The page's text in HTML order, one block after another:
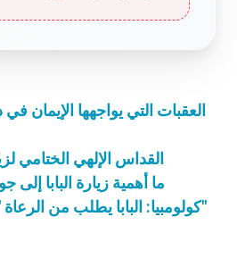
العقبات التي يواجهها الإيمان
القداس الإلهي الختامي
ما أهمية زيارة البابا إلى
كولومبيا: البابا يطلب من الرعاة "ممارسة الشغف"